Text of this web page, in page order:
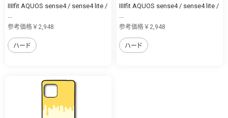
IIIIfit AQUOS sense4 / sense4 lite /
参考価格￥2,948
ハード
IIIIfit AQUOS sense4 / sense4 lite /
参考価格￥2,948
ハード